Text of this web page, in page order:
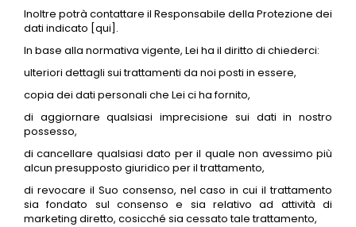
Inoltre potrà contattare il Responsabile della Protezione dei
dati indicato [qui].
In base alla normativa vigente, Lei ha il diritto di chiederci:
ulteriori dettagli sui trattamenti da noi posti in essere,
copia dei dati personali che Lei ci ha fornito,
di aggiornare qualsiasi imprecisione sui dati in nostro
possesso,
di cancellare qualsiasi dato per il quale non avessimo più
alcun presupposto giuridico per il trattamento,
di revocare il Suo consenso, nel caso in cui il trattamento
sia fondato sul consenso e sia relativo ad attività di
marketing diretto, cosicché sia cessato tale trattamento,